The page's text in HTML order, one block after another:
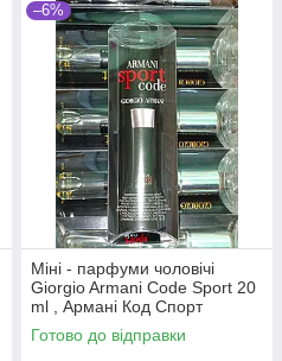
–6%
Міні - парфуми чоловічі
Giorgio Armani Code Sport 20
ml , Армані Код Спорт
Готово до відправки